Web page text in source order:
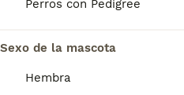
Perros con Pedigree
Sexo de la mascota
Hembra
son animales